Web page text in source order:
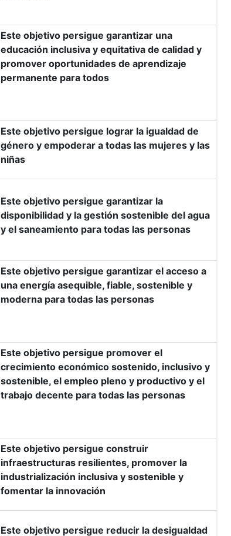
Este objetivo persigue garantizar una
educación inclusiva y equitativa de calidad y
promover oportunidades de aprendizaje
permanente para todos
Este objetivo persigue lograr la igualdad de
género y empoderar a todas las mujeres y las
niñas
Este objetivo persigue garantizar la
disponibilidad y la gestión sostenible del agua
y el saneamiento para todas las personas
Este objetivo persigue garantizar el acceso a
una energía asequible, fiable, sostenible y
moderna para todas las personas
Este objetivo persigue promover el
crecimiento económico sostenido, inclusivo y
sostenible, el empleo pleno y productivo y el
trabajo decente para todas las personas
Este objetivo persigue construir
infraestructuras resilientes, promover la
industrialización inclusiva y sostenible y
fomentar la innovación
Este objetivo persigue reducir la desigualdad